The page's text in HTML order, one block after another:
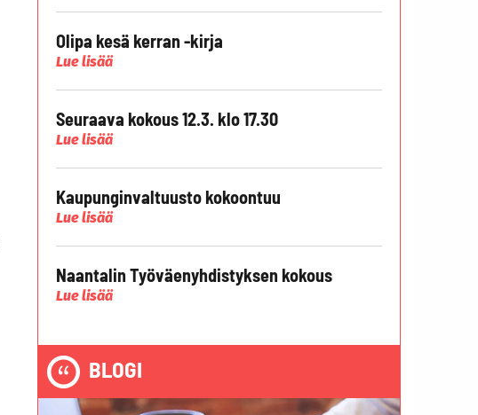
Olipa kesä kerran -kirja
Lue lisää
Seuraava kokous 12.3. klo 17.30
Lue lisää
Kaupunginvaltuusto kokoontuu
Lue lisää
Naantalin Työväenyhdistyksen kokous
Lue lisää
BLOGI